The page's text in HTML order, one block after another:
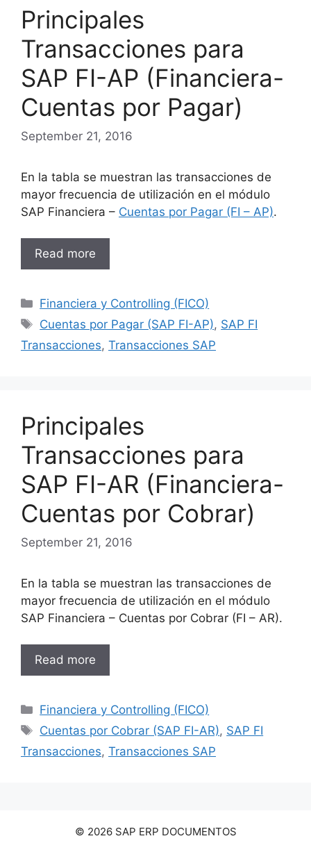
Principales
Transacciones para
SAP FI-AP (Financiera-
Cuentas por Pagar)
September 21, 2016
En la tabla se muestran las transacciones de
mayor frecuencia de utilización en el módulo
SAP Financiera – Cuentas por Pagar (FI – AP).
Read more
Categories
Financiera y Controlling (FICO)
Tags
Cuentas por Pagar (SAP FI-AP), SAP FI
Transacciones, Transacciones SAP
Principales
Transacciones para
SAP FI-AR (Financiera-
Cuentas por Cobrar)
September 21, 2016
En la tabla se muestran las transacciones de
mayor frecuencia de utilización en el módulo
SAP Financiera – Cuentas por Cobrar (FI – AR).
Read more
Categories
Financiera y Controlling (FICO)
Tags
Cuentas por Cobrar (SAP FI-AR), SAP FI
Transacciones, Transacciones SAP
© 2026 SAP ERP DOCUMENTOS